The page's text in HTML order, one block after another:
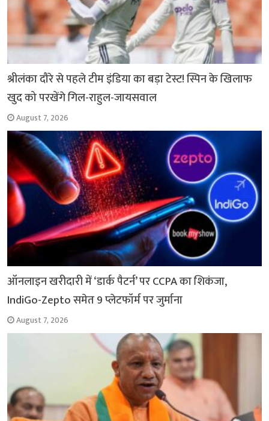
श्रीलंका दौरे से पहले टीम इंडिया का बड़ा टेस्ट! स्पिन के खिलाफ
खुद को परखेंगे गिल-राहुल-जायसवाल
August 7, 2026
ऑनलाइन खरीदारी में ‘डार्क पैटर्न’ पर CCPA का शिकंजा,
IndiGo-Zepto समेत 9 प्लेटफॉर्म पर जुर्माना
August 7, 2026